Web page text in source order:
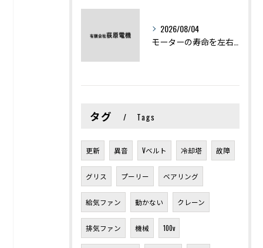
2026/08/04
タグ Tags
更新 異音 Vベルト 冷却塔 故障
グリス プーリー ベアリング
給気ファン 動かない クレーン
排気ファン 機械 100v